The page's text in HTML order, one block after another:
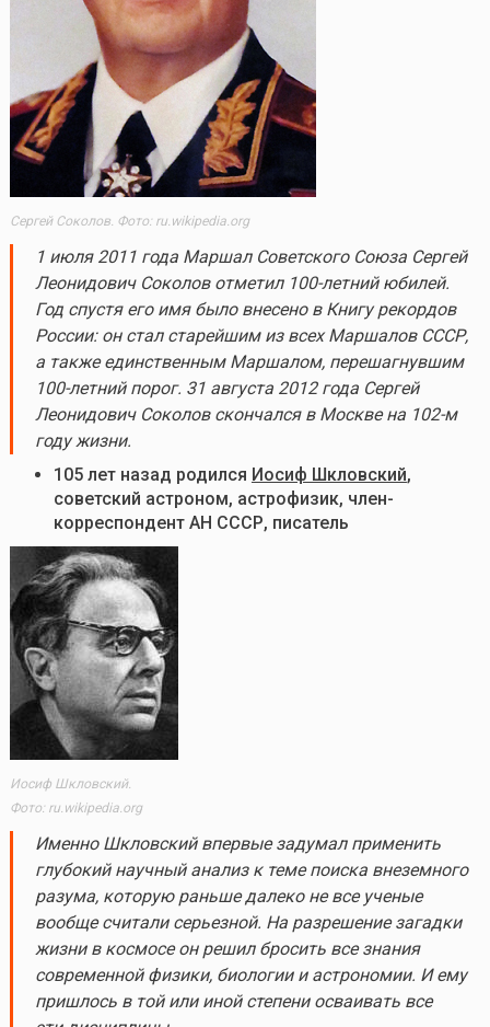
Сергей Соколов. Фото: ru.wikipedia.org
1 июля 2011 года Маршал Советского Союза Сергей
Леонидович Соколов отметил 100-летний юбилей.
Год спустя его имя было внесено в Книгу рекордов
России: он стал старейшим из всех Маршалов СССР,
а также единственным Маршалом, перешагнувшим
100-летний порог. 31 августа 2012 года Сергей
Леонидович Соколов скончался в Москве на 102-м
году жизни.
105 лет назад родился Иосиф Шкловский,
советский астроном, астрофизик, член-
корреспондент АН СССР, писатель
Иосиф Шкловский.
Фото: ru.wikipedia.org
Именно Шкловский впервые задумал применить
глубокий научный анализ к теме поиска внеземного
разума, которую раньше далеко не все ученые
вообще считали серьезной. На разрешение загадки
жизни в космосе он решил бросить все знания
современной физики, биологии и астрономии. И ему
пришлось в той или иной степени осваивать все